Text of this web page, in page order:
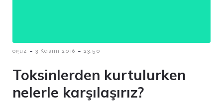
oguz - 3 Kasım 2016 - 23:50
Toksinlerden kurtulurken
nelerle karşılaşırız?